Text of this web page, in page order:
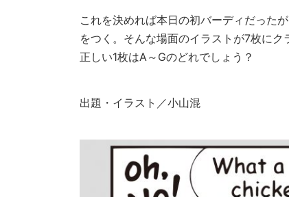
これを決めれば本日の初バーディだった
をつく。そんな場面のイラストが7枚に
正しい1枚はA～Gのどれでしょう？
出題・イラスト／小山混